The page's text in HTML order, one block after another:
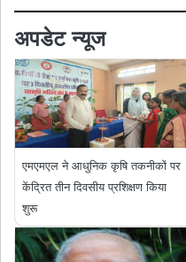
अपडेट न्यूज
एमएमएल ने आधुनिक कृषि तकनीकों पर
केंद्रित तीन दिवसीय प्रशिक्षण किया
शुरू